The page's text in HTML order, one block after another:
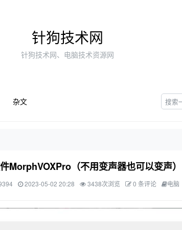
针狗技术网
针狗技术网、电脑技术资源网
杂文
MorphVOXPro（不用变声器也可以变声）
2023-05-02 20:28 3438次浏览 0 条评论 电脑